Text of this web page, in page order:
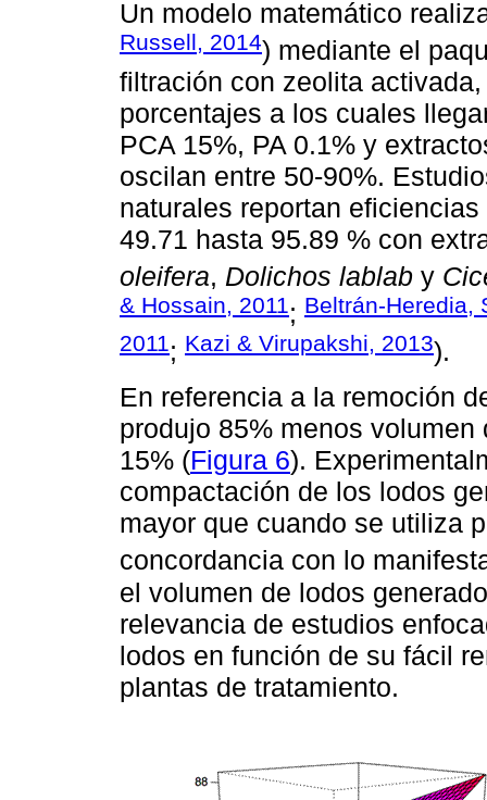
Un modelo matemático
Russell, 2014) mediante el
filtración con zeolita
porcentajes a los cuales
PCA 15%, PA 0.1% y
oscilan entre 50-90%.
naturales reportan
49.71 hasta 95.89 % con
oleifera, Dolichos lablab y
& Hossain, 2011; Beltrán-Heredia,
2011; Kazi & Virupakshi, 2013).
En referencia a la remoción
produjo 85% menos
15% (Figura 6).
compactación de los lodos
mayor que cuando se utiliza
concordancia con lo
el volumen de lodos
relevancia de estudios
lodos en función de su fácil
plantas de tratamiento.